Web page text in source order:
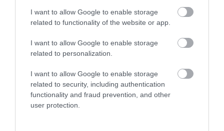
I want to allow Google to enable storage
related to functionality of the website or app.
I want to allow Google to enable storage
related to personalization.
I want to allow Google to enable storage
related to security, including authentication
functionality and fraud prevention, and other
user protection.
Megosztás
Kérem nap végén az aznapi friss cikkeket!